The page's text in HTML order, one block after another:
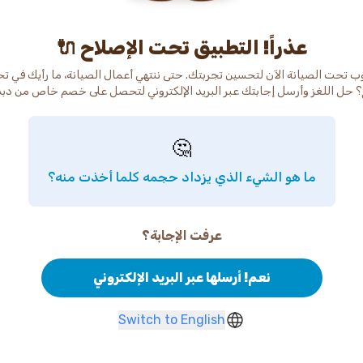
عذراً! التطبيق تحت الإصلاح 🔌
تحت الصيانة الآن لتحسين تجربتك. حتى ننتهي أعمال الصيانة، ما رأيك في
حل اللغز وأرسل إجابتك عبر البريد الإلكتروني لتحصل على خصم خاص من
🤔
ما هو الشيء الذي يزداد حجمه كلما أخذت منه؟
عرفت الإجابة؟
نعم! أرسلها عبر البريد الإلكتروني
Switch to English